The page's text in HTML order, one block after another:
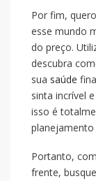
Por fim,
esse mundo
do preço.
descubra
sua saúde
sinta incrível
isso é
Portanto,
frente,